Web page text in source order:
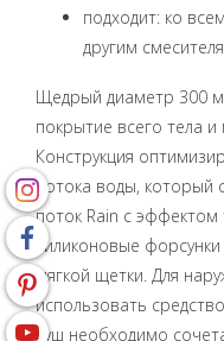
подходит: ко
другим
Щедрый диаметр 300
покрытие всего тела
Конструкция
потока воды, который
поток Rain с
силиконовые
мягкой щетки. Для
использовать
душ необходимо